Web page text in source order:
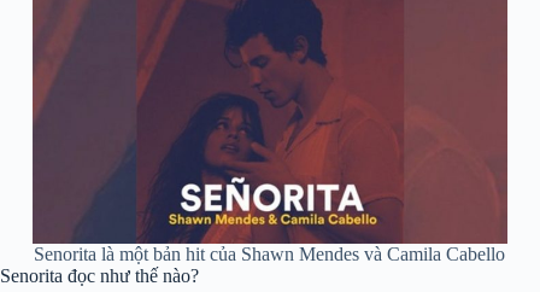
Senorita là một bản hit của Shawn Mendes và Camila Cabello
Senorita đọc như thế nào?